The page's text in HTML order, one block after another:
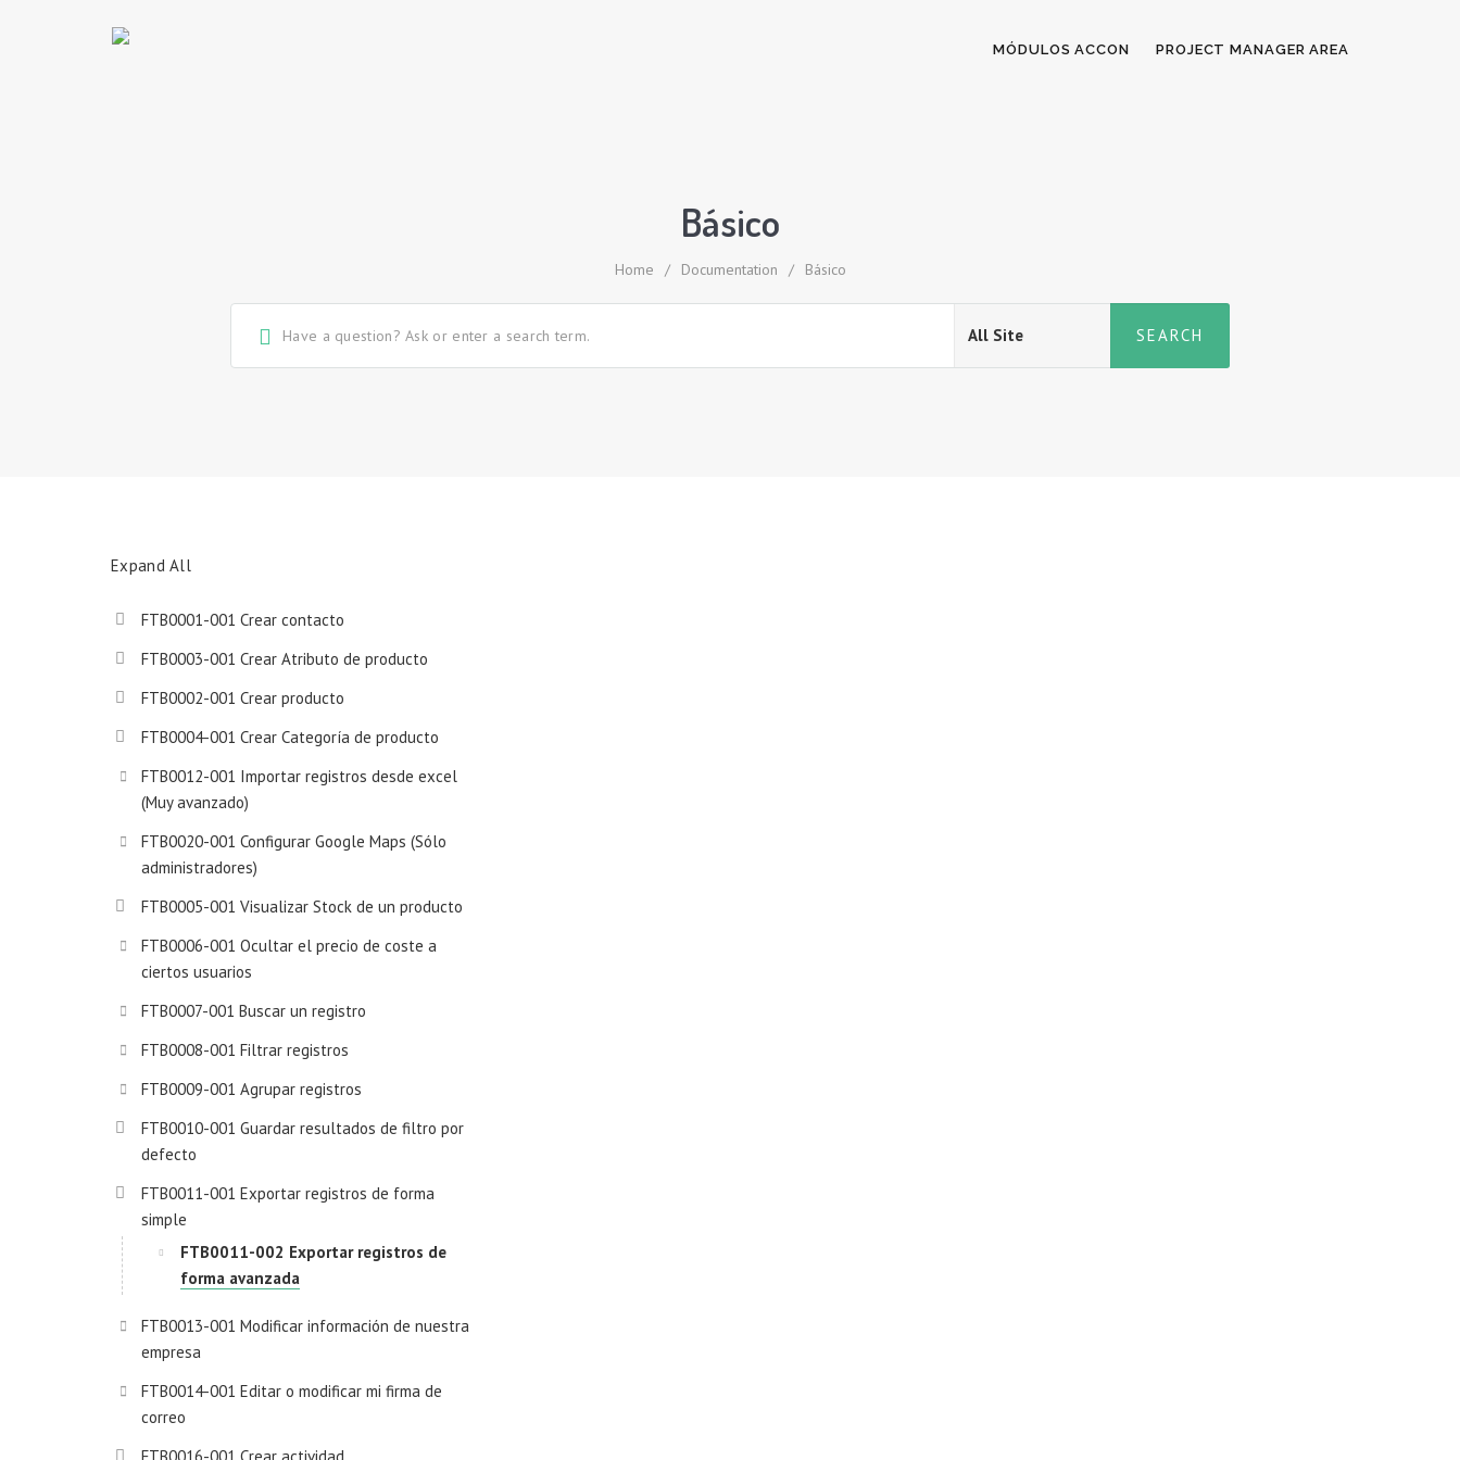
MÓDULOS ACCON PROJECT MANAGER AREA
Básico
Home / Documentation / Básico
Expand All
FTB0001-001 Crear contacto
FTB0003-001 Crear Atributo de producto
FTB0002-001 Crear producto
FTB0004-001 Crear Categoría de producto
FTB0012-001 Importar registros desde excel
(Muy avanzado)
FTB0020-001 Configurar Google Maps (Sólo
administradores)
FTB0005-001 Visualizar Stock de un producto
FTB0006-001 Ocultar el precio de coste a
ciertos usuarios
FTB0007-001 Buscar un registro
FTB0008-001 Filtrar registros
FTB0009-001 Agrupar registros
FTB0010-001 Guardar resultados de filtro por
defecto
FTB0011-001 Exportar registros de forma
simple
FTB0011-002 Exportar registros de
forma avanzada
FTB0013-001 Modificar información de nuestra
empresa
FTB0014-001 Editar o modificar mi firma de
correo